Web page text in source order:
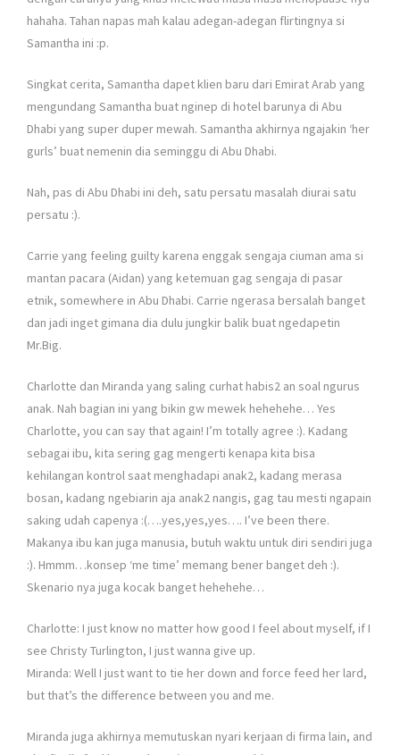
hahaha. Tahan napas mah kalau adegan-adegan flirtingnya si
Samantha ini :p.
Singkat cerita, Samantha dapet klien baru dari Emirat Arab yang
mengundang Samantha buat nginep di hotel barunya di Abu
Dhabi yang super duper mewah. Samantha akhirnya ngajakin ‘her
gurls’ buat nemenin dia seminggu di Abu Dhabi.
Nah, pas di Abu Dhabi ini deh, satu persatu masalah diurai satu
persatu :).
Carrie yang feeling guilty karena enggak sengaja ciuman ama si
mantan pacara (Aidan) yang ketemuan gag sengaja di pasar
etnik, somewhere in Abu Dhabi. Carrie ngerasa bersalah banget
dan jadi inget gimana dia dulu jungkir balik buat ngedapetin
Mr.Big.
Charlotte dan Miranda yang saling curhat habis2 an soal ngurus
anak. Nah bagian ini yang bikin gw mewek hehehehe… Yes
Charlotte, you can say that again! I’m totally agree :). Kadang
sebagai ibu, kita sering gag mengerti kenapa kita bisa
kehilangan kontrol saat menghadapi anak2, kadang merasa
bosan, kadang ngebiarin aja anak2 nangis, gag tau mesti ngapain
saking udah capenya :(….yes,yes,yes…. I’ve been there.
Makanya ibu kan juga manusia, butuh waktu untuk diri sendiri juga
:). Hmmm…konsep ‘me time’ memang bener banget deh :).
Skenario nya juga kocak banget hehehehe…
Charlotte: I just know no matter how good I feel about myself, if I
see Christy Turlington, I just wanna give up.
Miranda: Well I just want to tie her down and force feed her lard,
but that’s the difference between you and me.
Miranda juga akhirnya memutuskan nyari kerjaan di firma lain, and